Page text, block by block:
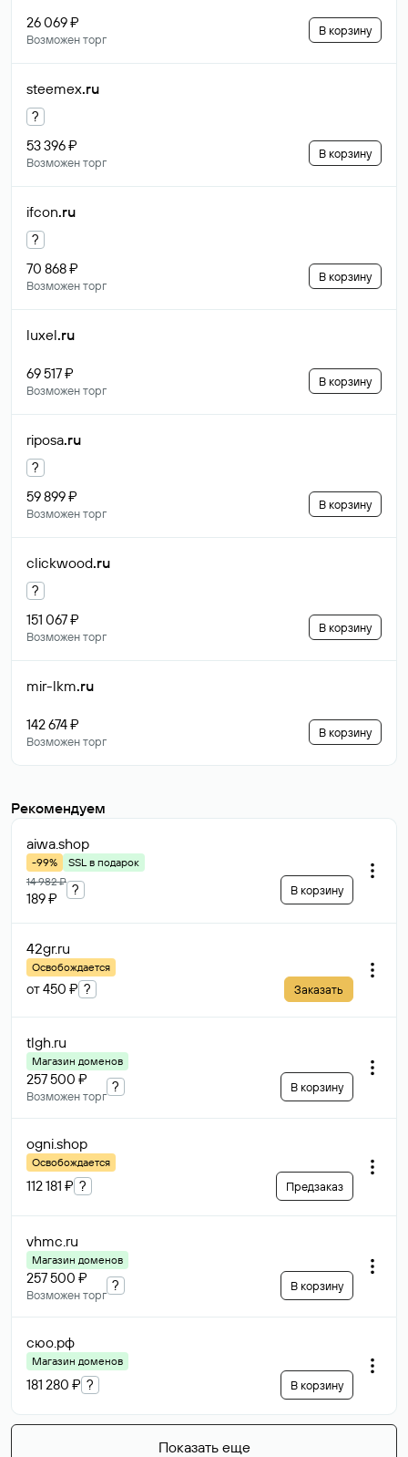
26 069 ₽
Возможен торг
В корзину
steemex.ru
?
53 396 ₽
Возможен торг
В корзину
ifcon.ru
?
70 868 ₽
Возможен торг
В корзину
luxel.ru
69 517 ₽
Возможен торг
В корзину
riposa.ru
?
59 899 ₽
Возможен торг
В корзину
clickwood.ru
?
151 067 ₽
Возможен торг
В корзину
mir-lkm.ru
142 674 ₽
Возможен торг
В корзину
Рекомендуем
aiwa.shop
-99%
SSL в подарок
14 982 ₽
189 ₽
? В корзину
42gr.ru
Освобождается
от 450 ₽ ? Заказать
tlgh.ru
Магазин доменов
257 500 ₽
Возможен торг
? В корзину
ogni.shop
Освобождается
112 181 ₽ ? Предзаказ
vhmc.ru
Магазин доменов
257 500 ₽
Возможен торг
? В корзину
сюо.рф
Магазин доменов
181 280 ₽ ? В корзину
Показать еще